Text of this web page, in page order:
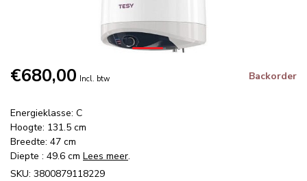
€680,00 Incl. btw Backorder
Energieklasse: C
Hoogte: 131.5 cm
Breedte: 47 cm
Diepte : 49.6 cm Lees meer.
SKU: 3800879118229